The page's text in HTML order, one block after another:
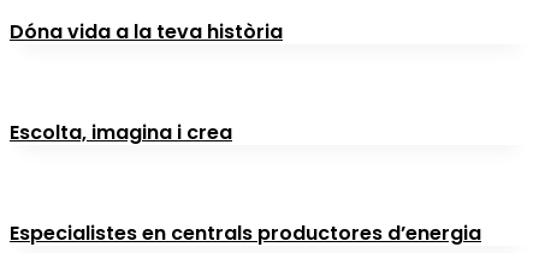
Dóna vida a la teva història
Escolta, imagina i crea
Especialistes en centrals productores d’energia